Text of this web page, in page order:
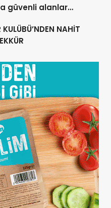
güvenli alanlar
NAHİT